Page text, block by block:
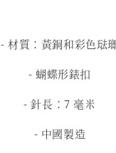
- 材質：黃銅和彩色琺
- 蝴蝶形錶扣
- 針長：7 毫米
- 中國製造